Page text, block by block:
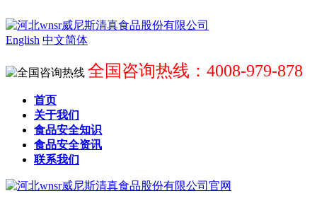
English 中文简体
全国咨询热线：4008-979-878
首页
关于我们
食品安全知识
食品安全资讯
联系我们